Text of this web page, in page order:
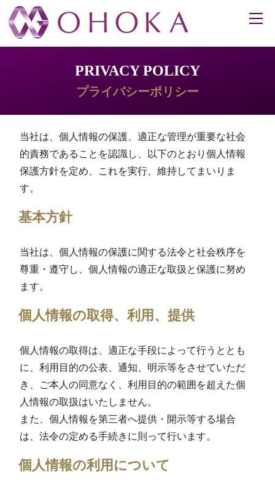
PRIVACY POLICY
プライバシーポリシー
当社は、個人情報の保護、適正な管理が重要な社会
的責務であることを認識し、以下のとおり個人情報
保護方針を定め、これを実行、維持してまいりま
す。
基本方針
当社は、個人情報の保護に関する法令と社会秩序を
尊重・遵守し、個人情報の適正な取扱と保護に努め
ます。
個人情報の取得、利用、提供
個人情報の取得は、適正な手段によって行うととも
に、利用目的の公表、通知、明示等をさせていただ
き、ご本人の同意なく、利用目的の範囲を超えた個
人情報の取扱はいたしません。
また、個人情報を第三者へ提供・開示等する場合
は、法令の定める手続きに則って行います。
個人情報の利用について